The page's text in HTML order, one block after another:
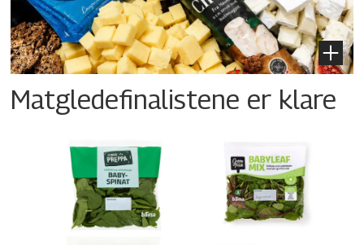
Matgledefinalistene er klare